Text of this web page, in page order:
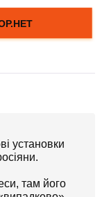
установки
там його